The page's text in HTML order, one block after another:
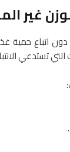
اتباع حمية
تستدعي